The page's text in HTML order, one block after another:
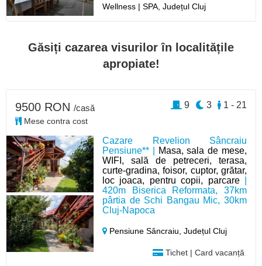
Wellness | SPA, Județul Cluj
Găsiți cazarea visurilor în localitățile
apropiate!
Cazare Revelion Sâncraiu
Pensiune** |
Masa, sala de mese,
WIFI, sală de petreceri, terasa,
curte-gradina, foisor, cuptor, grătar,
loc joaca, pentru copii, parcare|
420m Biserica Reformata, 37km
pârtia de Schi Bangau Mic, 30km
Cluj-Napoca
Pensiune Sâncraiu,Județul Cluj
Tichet | Card vacanță
9500 RON /casă
Mese contra cost
1 - 21
3
9